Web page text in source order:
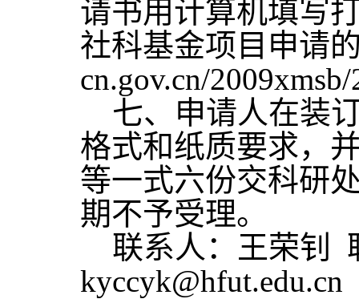
请书用计算机填写
社科基金项目申请
cn.gov.cn/
七、申请人在装
格式和纸质要求，
等一式六份交科研
期不予受理。
联系人：王荣钊
kyccyk@hfut.edu.cn